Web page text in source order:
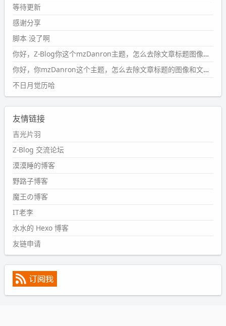
#PubWord
条嘟？？？？
wdssmq
2024-09-15 10:32:07
#PubWordVSCode 内 git 操作卡住的时候没办法主动取消
一直是个痛点，一般都是推送或拉取，今天连提交都卡
了。。
wdssmq
2024-09-11 08:45:43
#PubWord
然后天凉了，为了应对踢被子买了睡袋，不知道 1.2 米会不
会略窄。。
wdssmq
2024-09-09 19:43:00
#PubWord
表，21 年 11 月底发现 B 站上线了这部，直到前几天才看
完，还是分两次看的。。接下来有五项是 2019 年的，都是
电影 —— 略长的待办列表。。
等待更新
感谢分享
脚本 没了啊
你好，Z-Blog你这个mzDanron主题，怎么去除文章标题图像和文章摘要，仅显示标题，感谢回复！
你好，你mzDanron这个主题，怎么去除文章标题的图像和文章摘要！仅显示标题，感谢回复解决！
不日月觉历哈
友情链接
吉光片羽
Z-Blog 交流论坛
漠漠睡的博客
野路子博客
魔王の博客
IT老李
水水的 Hexo 博客
友链申请